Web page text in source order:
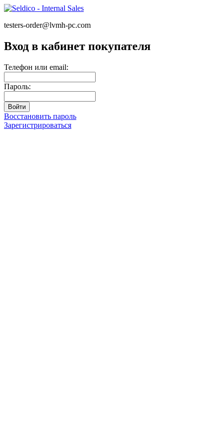
testers-order@lvmh-pc.com
Вход в кабинет покупателя
Телефон или email:
Пароль:
Восстановить пароль
Зарегистрироваться